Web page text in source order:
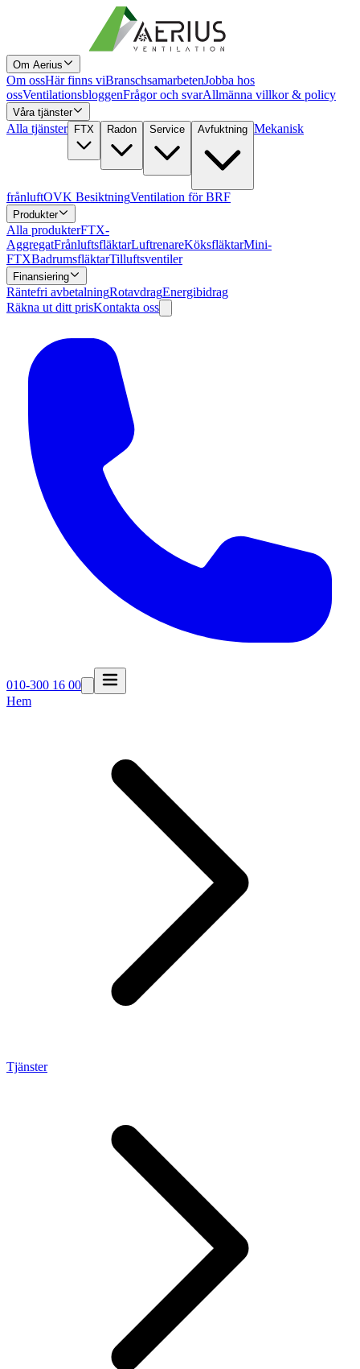
Om Aerius
Om ossHär finns viBranschsamarbetenJobba hos
ossVentilationsbloggenFrågor och svarAllmänna villkor & policy
Våra tjänster
Alla tjänster FTX Radon Service Avfuktning Mekanisk
frånluftOVK BesiktningVentilation för BRF
Produkter
Alla produkterFTX-
AggregatFrånluftsfläktarLuftrenareKöksfläktarMini-
FTXBadrumsfläktarTilluftsventiler
Finansiering
Räntefri avbetalningRotavdragEnergibidrag
Räkna ut ditt prisKontakta oss
010-300 16 00
Hem
Tjänster